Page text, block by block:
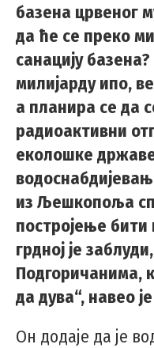
базена црвеног
да ће се преко
санацију
милијарду ипо,
а планира се да
радиоактивни
еколошке
из Љешкопоља
постројење бити
грдној је
Подгоричанима,
да дува“, навео
Он додаје да је